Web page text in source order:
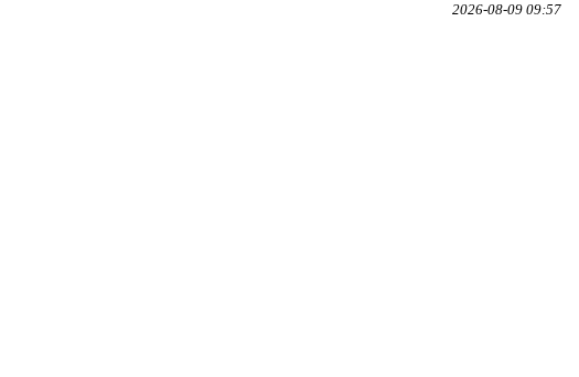
2026-08-09 09:57